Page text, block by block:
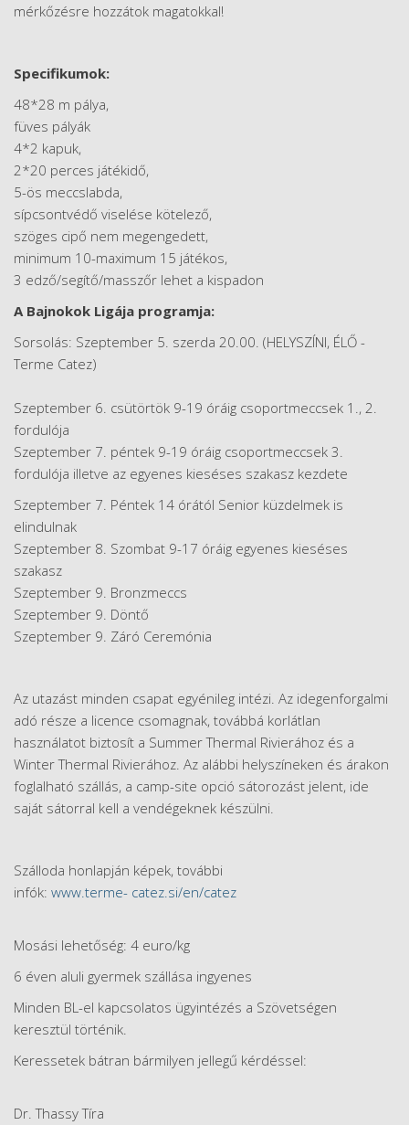
mérkőzésre hozzátok magatokkal!
Specifikumok:
48*28 m pálya,
füves pályák
4*2 kapuk,
2*20 perces játékidő,
5-ös meccslabda,
sípcsontvédő viselése kötelező,
szöges cipő nem megengedett,
minimum 10-maximum 15 játékos,
3 edző/segítő/masszőr lehet a kispadon
A Bajnokok Ligája programja:
Sorsolás: Szeptember 5. szerda 20.00. (HELYSZÍNI, ÉLŐ -
Terme Catez)
Szeptember 6. csütörtök 9-19 óráig csoportmeccsek 1., 2.
fordulója
Szeptember 7. péntek 9-19 óráig csoportmeccsek 3.
fordulója illetve az egyenes kieséses szakasz kezdete
Szeptember 7. Péntek 14 órától Senior küzdelmek is
elindulnak
Szeptember 8. Szombat 9-17 óráig egyenes kieséses
szakasz
Szeptember 9. Bronzmeccs
Szeptember 9. Döntő
Szeptember 9. Záró Ceremónia
Az utazást minden csapat egyénileg intézi. Az idegenforgalmi
adó része a licence csomagnak, továbbá korlátlan
használatot biztosít a Summer Thermal Rivierához és a
Winter Thermal Rivierához. Az alábbi helyszíneken és árakon
foglalható szállás, a camp-site opció sátorozást jelent, ide
saját sátorral kell a vendégeknek készülni.
Szálloda honlapján képek, további
infók: www.terme- catez.si/en/catez
Mosási lehetőség: 4 euro/kg
6 éven aluli gyermek szállása ingyenes
Minden BL-el kapcsolatos ügyintézés a Szövetségen
keresztül történik.
Keressetek bátran bármilyen jellegű kérdéssel:
Dr. Thassy Tíra